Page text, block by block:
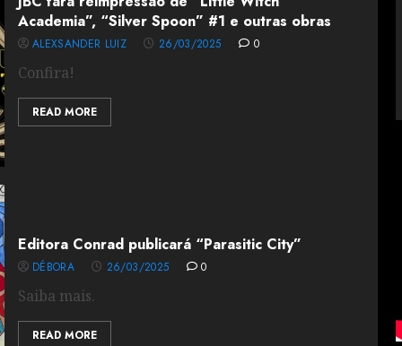
Academia”, “Silver Spoon” #1 e outras obras
ALEXSANDER LUIZ 26/03/2025 0
Confira!
READ MORE
Editora Conrad publicará “Parasitic City”
DÉBORA 26/03/2025 0
Saiba mais.
READ MORE